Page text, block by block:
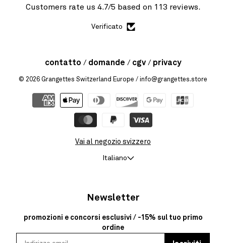
Customers rate us 4.7/5 based on 113 reviews.
Verificato
contatto domande cgv privacy
© 2026 Grangettes Switzerland Europe / info@grangettes.store
Vai al negozio svizzero
Italiano
Newsletter
promozioni e concorsi esclusivi / -15% sul tuo primo
ordine